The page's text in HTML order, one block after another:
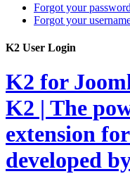
Forgot your
Forgot your
K2 User Login
K2 for
K2 | The
extension
developed